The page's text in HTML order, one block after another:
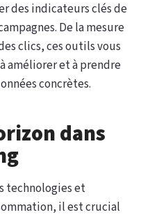
des indicateurs clés de
De la mesure
clics, ces outils vous
améliorer et à prendre
concrètes.
dans
technologies et
il est crucial